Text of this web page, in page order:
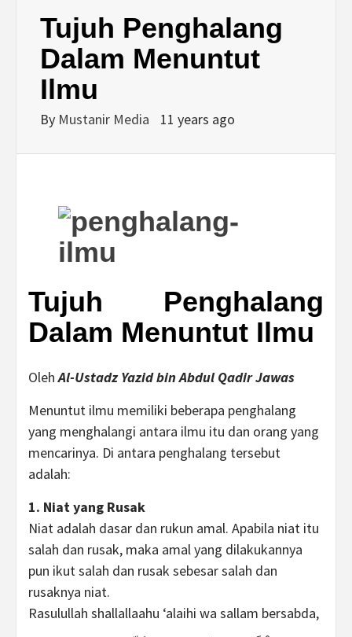
Tujuh Penghalang
Dalam Menuntut
Ilmu
By Mustanir Media 11 years ago
Tujuh Penghalang
Dalam Menuntut Ilmu
OlehAl-Ustadz Yazid bin Abdul Qadir Jawas
Menuntut ilmu memiliki beberapa penghalang
yang menghalangi antara ilmu itu dan orang yang
mencarinya. Di antara penghalang tersebut
adalah:
1. Niat yang Rusak
Niat adalah dasar dan rukun amal. Apabila niat itu
salah dan rusak, maka amal yang dilakukannya
pun ikut salah dan rusak sebesar salah dan
rusaknya niat.
Rasulullah shallallaahu ‘alaihi wa sallam bersabda,